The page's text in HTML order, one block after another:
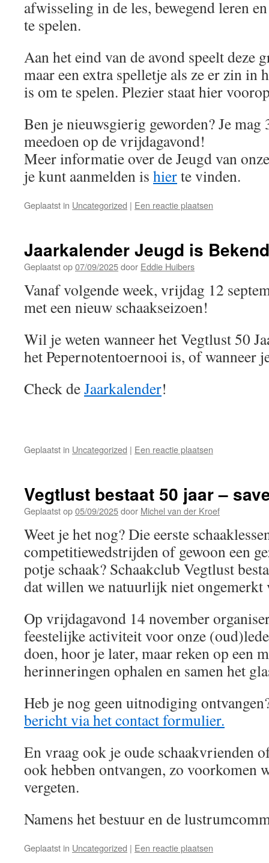
afwisseling in de les, bewegend leren
te spelen.
Aan het eind van de avond speelt deze
maar een extra spelletje als ze er zin in
is om te spelen. Plezier staat hier
Ben je nieuwsgierig geworden? Je
meedoen op de vrijdagavond!
Meer informatie over de Jeugd van
je kunt aanmelden is hierte vinden.
Geplaatst in Uncategorized | Een reactie plaatsen
Jaarkalender Jeugd is Bekend
Geplaatst op07/09/2025door Eddie Huibers
Vanaf volgende week, vrijdag 12
met een nieuw schaakseizoen!
Wil je weten wanneer het Vegtlust 50
het Pepernotentoernooi is, of wanneer
Check deJaarkalender!
Geplaatst in Uncategorized | Een reactie plaatsen
Vegtlust bestaat 50 jaar –
Geplaatst op05/09/2025door Michel van der Kroef
Weet je het nog? Die eerste
competitiewedstrijden of gewoon een
potje schaak? Schaakclub Vegtlust
dat willen we natuurlijk niet ongemerkt
Op vrijdagavond 14 november
feestelijke activiteit voor onze
doen, hoor je later, maar reken op een
herinneringen ophalen en samen het
Heb je nog geen uitnodiging
bericht via het contact formulier.
En vraag ook je oude schaakvrienden
ook hebben ontvangen, zo voorkomen
vergeten.
Namens het bestuur en de
Geplaatst in Uncategorized | Een reactie plaatsen